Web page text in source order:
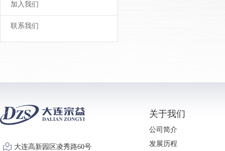
加入我们
联系我们
大连高新园区凌秀路60号
关于我们
公司简介
发展历程